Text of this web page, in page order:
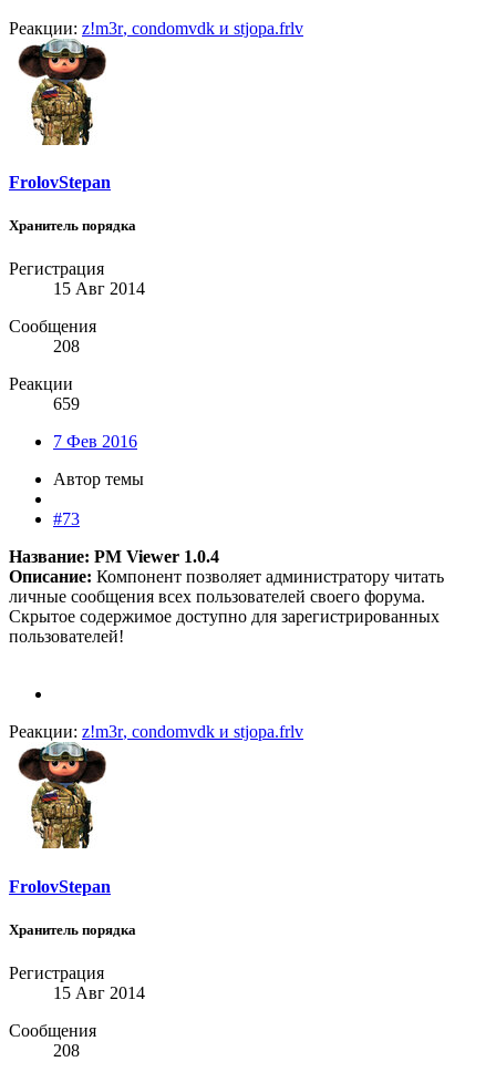
Реакции: z!m3r, condomvdk и stjopa.frlv
FrolovStepan
Хранитель порядка
Регистрация
15 Авг 2014
Сообщения
208
Реакции
659
7 Фев 2016
Автор темы
#73
Название: PM Viewer 1.0.4
Описание: Компонент позволяет администратору читать
личные сообщения всех пользователей своего форума.
Скрытое содержимое доступно для зарегистрированных
пользователей!
Реакции: z!m3r, condomvdk и stjopa.frlv
FrolovStepan
Хранитель порядка
Регистрация
15 Авг 2014
Сообщения
208